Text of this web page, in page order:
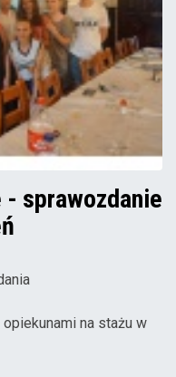
sprawozdanie
na stażu w